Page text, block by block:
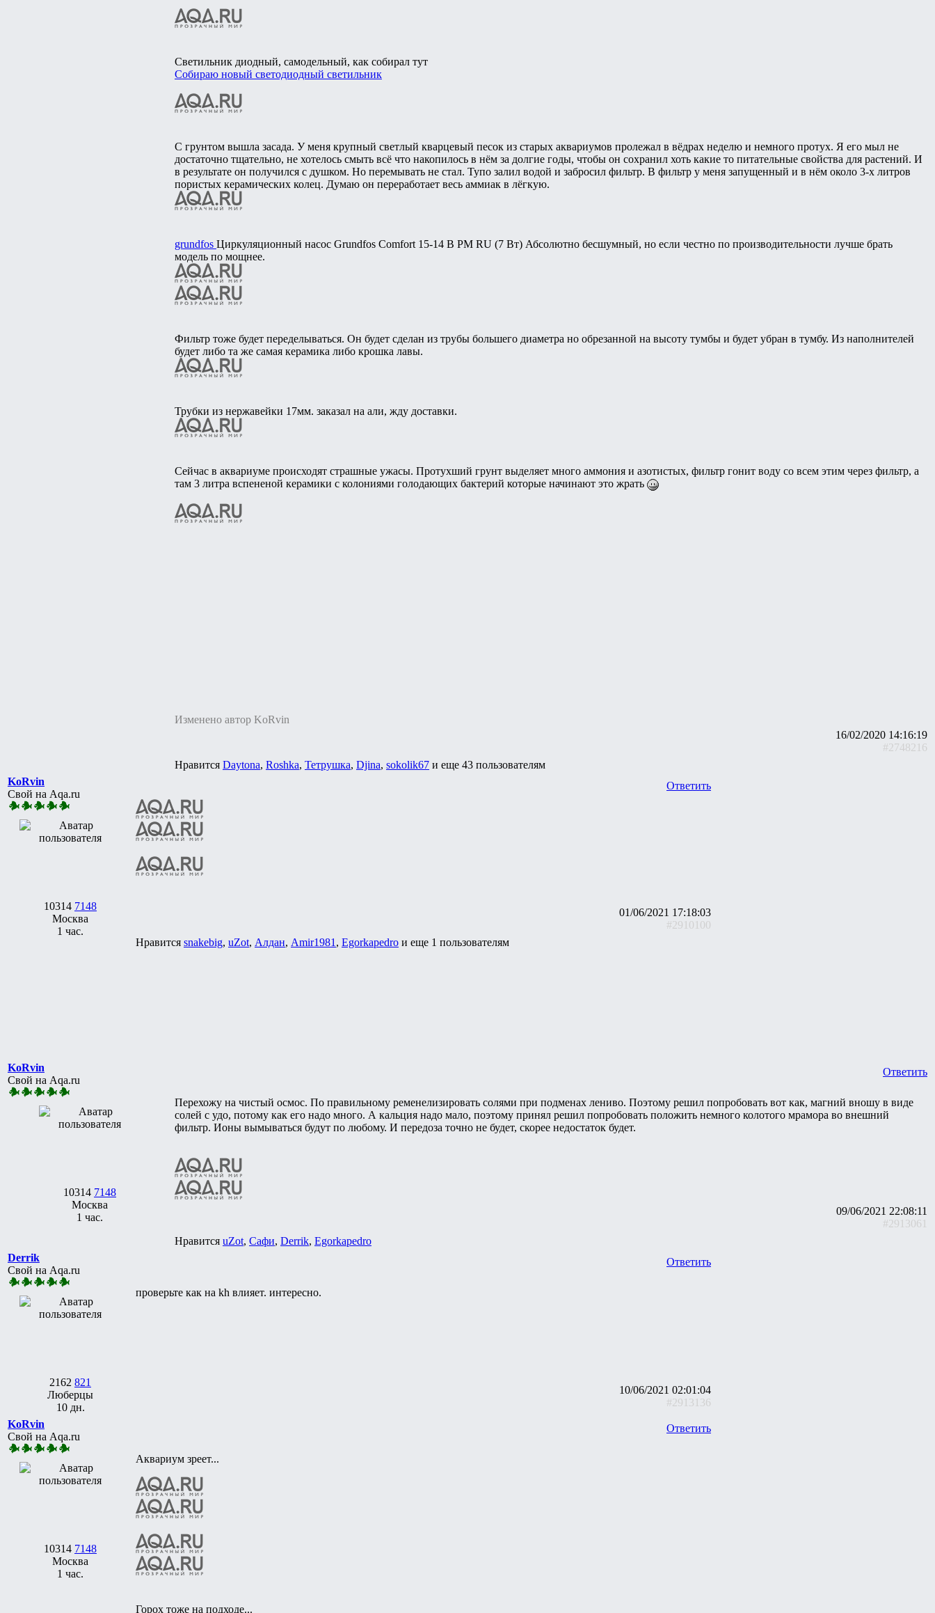
Светильник диодный, самодельный, как собирал тут
Собираю новый светодиодный светильник
С грунтом вышла засада. У меня крупный светлый кварцевый песок из старых аквариумов пролежал в вёдрах неделю и немного протух. Я его мыл не
достаточно тщательно, не хотелось смыть всё что накопилось в нём за долгие годы, чтобы он сохранил хоть какие то питательные свойства для растений. И
в результате он получился с душком. Но перемывать не стал. Тупо залил водой и забросил фильтр. В фильтр у меня запущенный и в нём около 3-х литров
пористых керамических колец. Думаю он переработает весь аммиак в лёгкую.
grundfos Циркуляционный насос Grundfos Comfort 15-14 B PM RU (7 Вт) Абсолютно бесшумный, но если честно по производительности лучше брать
модель по мощнее.
Фильтр тоже будет переделываться. Он будет сделан из трубы большего диаметра но обрезанной на высоту тумбы и будет убран в тумбу. Из наполнителей
будет либо та же самая керамика либо крошка лавы.
Трубки из нержавейки 17мм. заказал на али, жду доставки.
Сейчас в аквариуме происходят страшные ужасы. Протухший грунт выделяет много аммония и азотистых, фильтр гонит воду со всем этим через фильтр, а
там 3 литра вспененой керамики с колониями голодающих бактерий которые начинают это жрать
Изменено автор KoRvin
16/02/2020 14:16:19
#2748216
Нравится Daytona, Roshka, Тетрушка, Djina, sokolik67 и еще 43 пользователям
KoRvin
Свой на Aqa.ru
10314 7148
Москва
1 час.
Ответить
01/06/2021 17:18:03
#2910100
Нравится snakebig, uZot, Алдан, Amir1981 , Egorkapedro и еще 1 пользователям
KoRvin
Свой на Aqa.ru
10314 7148
Москва
1 час.
Ответить
Перехожу на чистый осмос. По правильному ременелизировать солями при подменах лениво. Поэтому решил попробовать вот как, магний вношу в виде
солей с удо, потому как его надо много. А кальция надо мало, поэтому принял решил попробовать положить немного колотого мрамора во внешний
фильтр. Ионы вымываться будут по любому. И передоза точно не будет, скорее недостаток будет.
09/06/2021 22:08:11
#2913061
Нравится uZot, Сафи, Derrik, Egorkapedro
Derrik
Свой на Aqa.ru
2162 821
Люберцы
10 дн.
Ответить
проверьте как на kh влияет. интересно.
10/06/2021 02:01:04
#2913136
KoRvin
Свой на Aqa.ru
10314 7148
Москва
1 час.
Ответить
Аквариум зреет...
Горох тоже на подходе...